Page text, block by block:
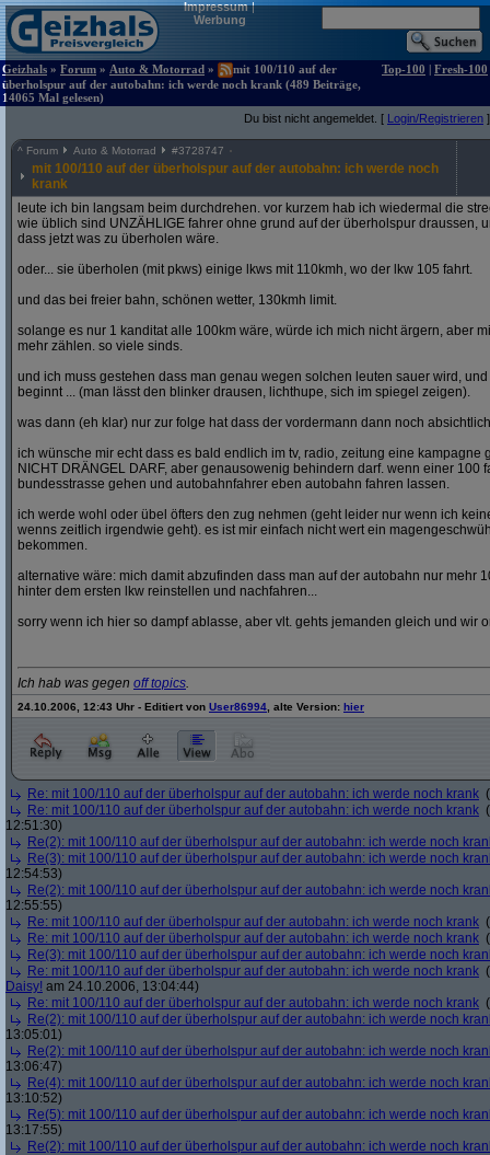
Impressum|
Werbung
Geizhals » Forum » Auto & Motorrad »
mit 100/110 auf der
überholspur auf der autobahn: ich werde noch krank (489 Beiträge,
14065 Mal gelesen)
Top-100 | Fresh-100
Du bist nicht angemeldet. [ Login/Registrieren ]
^ Forum Auto & Motorrad #3728747
mit 100/110 auf der überholspur auf der autobahn: ich werde noch
krank
leute ich bin langsam beim durchdrehen. vor kurzem hab ich wiedermal die
wie üblich sind UNZÄHLIGE fahrer ohne grund auf der überholspur draussen,
dass jetzt was zu überholen wäre.
oder... sie überholen (mit pkws) einige lkws mit 110kmh, wo der lkw 105 fahrt.
und das bei freier bahn, schönen wetter, 130kmh limit.
solange es nur 1 kanditat alle 100km wäre, würde ich mich nicht ärgern, aber
mehr zählen. so viele sinds.
und ich muss gestehen dass man genau wegen solchen leuten sauer wird,
beginnt ... (man lässt den blinker drausen, lichthupe, sich im spiegel zeigen).
was dann (eh klar) nur zur folge hat dass der vordermann dann noch
ich wünsche mir echt dass es bald endlich im tv, radio, zeitung eine kampagne
NICHT DRÄNGEL DARF, aber genausowenig behindern darf. wenn einer 100
bundesstrasse gehen und autobahnfahrer eben autobahn fahren lassen.
ich werde wohl oder übel öfters den zug nehmen (geht leider nur wenn ich
wenns zeitlich irgendwie geht). es ist mir einfach nicht wert ein
bekommen.
alternative wäre: mich damit abzufinden dass man auf der autobahn nur mehr
hinter dem ersten lkw reinstellen und nachfahren...
sorry wenn ich hier so dampf ablasse, aber vlt. gehts jemanden gleich und wir
Ich hab was gegen off topics.
24.10.2006, 12:43 Uhr - Editiert von User86994 , alte Version: hier
Re: mit 100/110 auf der überholspur auf der autobahn: ich werde noch krank (
Re: mit 100/110 auf der überholspur auf der autobahn: ich werde noch krank (
12:51:30)
Re(2): mit 100/110 auf der überholspur auf der autobahn: ich werde noch
Re(3): mit 100/110 auf der überholspur auf der autobahn: ich werde noch
12:54:53)
Re(2): mit 100/110 auf der überholspur auf der autobahn: ich werde noch
12:55:55)
Re: mit 100/110 auf der überholspur auf der autobahn: ich werde noch krank (
Re: mit 100/110 auf der überholspur auf der autobahn: ich werde noch krank (
Re(3): mit 100/110 auf der überholspur auf der autobahn: ich werde noch
Re: mit 100/110 auf der überholspur auf der autobahn: ich werde noch krank (
Daisy! am 24.10.2006, 13:04:44)
Re: mit 100/110 auf der überholspur auf der autobahn: ich werde noch krank (
Re(2): mit 100/110 auf der überholspur auf der autobahn: ich werde noch
13:05:01)
Re(2): mit 100/110 auf der überholspur auf der autobahn: ich werde noch
13:06:47)
Re(4): mit 100/110 auf der überholspur auf der autobahn: ich werde noch
13:10:52)
Re(5): mit 100/110 auf der überholspur auf der autobahn: ich werde noch
13:17:55)
Re(2): mit 100/110 auf der überholspur auf der autobahn: ich werde noch